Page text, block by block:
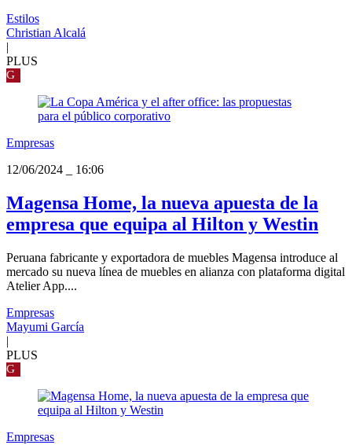
Estilos
Christian Alcalá
|
PLUS
G
Empresas
12/06/2024
16:06
Magensa Home, la nueva apuesta de la
empresa que equipa al Hilton y Westin
Peruana fabricante y exportadora de muebles Magensa introduce al
mercado su nueva línea de muebles en alianza con plataforma digital
Atelier App....
Empresas
Mayumi García
|
PLUS
G
Empresas